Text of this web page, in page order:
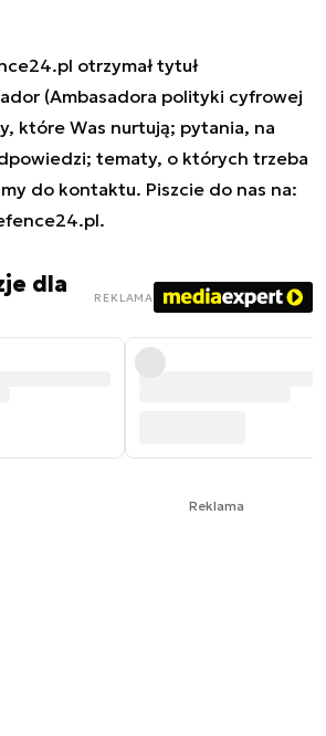
otrzymał tytuł
(Ambasadora polityki cyfrowej
które Was nurtują; pytania, na
tematy, o których trzeba
do kontaktu. Piszcie do nas na:
.
dla
REKLAMA
Reklama